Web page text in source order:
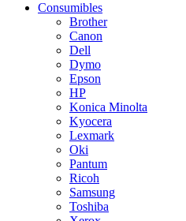
Consumibles
Brother
Canon
Dell
Dymo
Epson
HP
Konica Minolta
Kyocera
Lexmark
Oki
Pantum
Ricoh
Samsung
Toshiba